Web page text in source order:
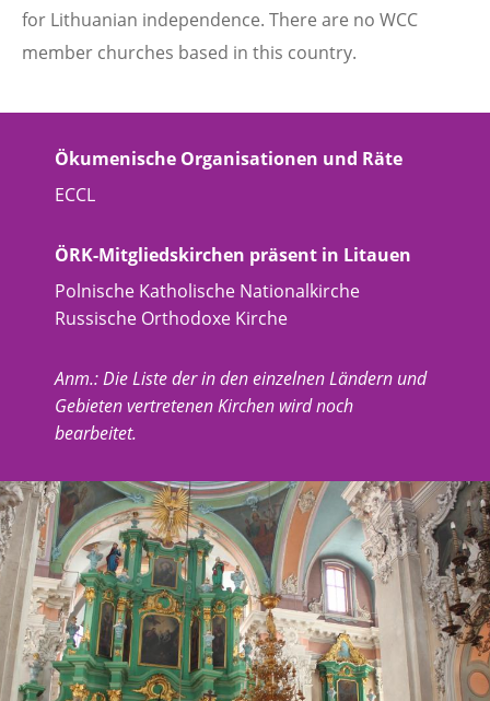
for Lithuanian independence. There are no WCC
member churches based in this country.
Ökumenische Organisationen und Räte
ECCL
ÖRK-Mitgliedskirchen präsent in Litauen
Polnische Katholische Nationalkirche
Russische Orthodoxe Kirche
Anm.: Die Liste der in den einzelnen Ländern und
Gebieten vertretenen Kirchen wird noch
bearbeitet.